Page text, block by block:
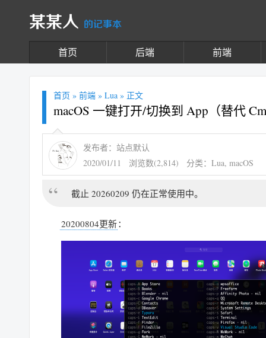
某某人 的记事本
首页 后端 前端
首页 » 前端 » Lua » 正文
macOS 一键打开/切换到 App（替代
发布者：站点默认
2020/01/11
浏览数(2,814) 分类： Lua, macOS
截止 20260209 仍在正常使用中。
20200804更新：